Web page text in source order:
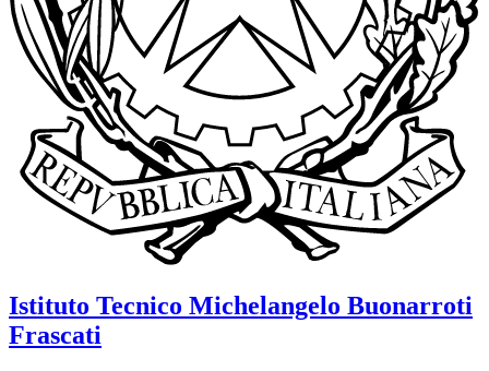
Istituto Tecnico Michelangelo Buonarroti
Frascati